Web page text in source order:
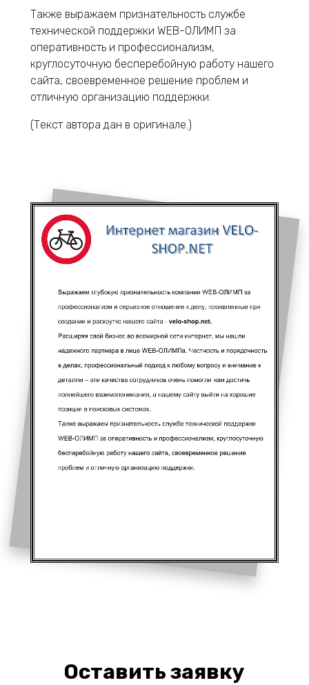
Также выражаем признательность службе
технической поддержки WEB-ОЛИМП за
оперативность и профессионализм,
круглосуточную бесперебойную работу нашего
сайта, своевременное решение проблем и
отличную организацию поддержки.
(Текст автора дан в оригинале.)
Оставить заявку